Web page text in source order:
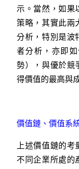
示。當然，如果
策略，其實此兩
分析，特別是波
者分析，亦即
勢），與優於競
得價值的最高與
價值鏈、價值系
上述價值鏈的
不同企業所處的